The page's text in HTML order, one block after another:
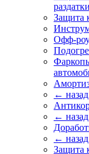
раздатки
Защита
Офф-
← назад
← назад
← назад
Защита